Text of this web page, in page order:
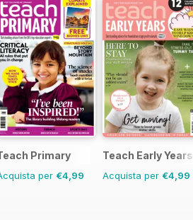
Primary
per €4,99
Teach Early Years
Acquista per €4,99